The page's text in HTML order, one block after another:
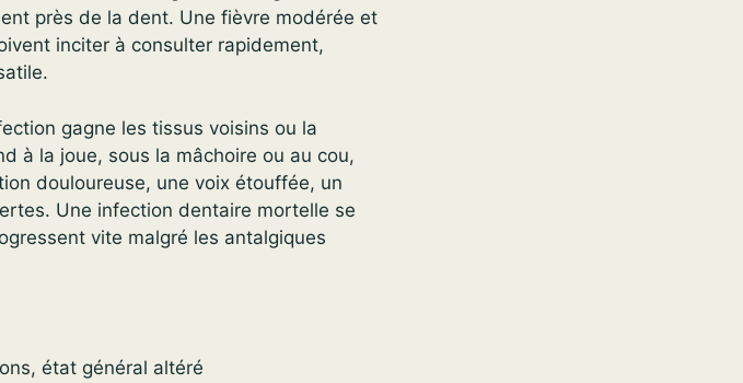
près de la dent. Une fièvre modérée et
inciter à consulter rapidement,
gagne les tissus voisins ou la
à la joue, sous la mâchoire ou au cou,
douloureuse, une voix étouffée, un
Une infection dentaire mortelle se
vite malgré les antalgiques
état général altéré